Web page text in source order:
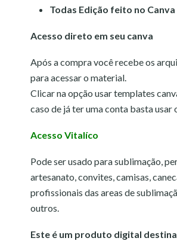
Todas Edição feito no
Acesso direto em seu canva
Após a compra você recebe os
para acessar o material.
Clicar na opção usar templates
caso de já ter uma conta basta
Acesso Vitalíco
Pode ser usado para sublimação,
artesanato, convites, camisas,
profissionais das areas de
outros.
Este é um produto digital